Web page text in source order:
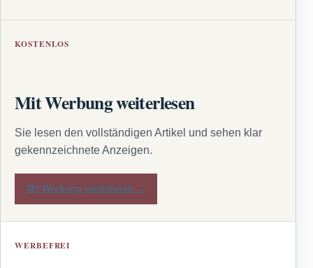
KOSTENLOS
Mit Werbung weiterlesen
Sie lesen den vollständigen Artikel und sehen klar
gekennzeichnete Anzeigen.
Mit Werbung weiterlesen →
WERBEFREI